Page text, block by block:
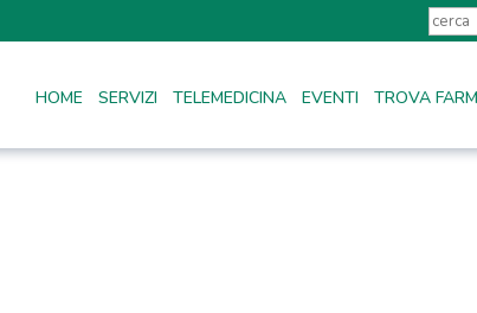
HOME SERVIZI TELEMEDICINA EVENTI TROVA